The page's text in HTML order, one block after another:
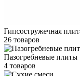
Гипсостружечная
26 товаров
Пазогребневые плиты
4 товаров